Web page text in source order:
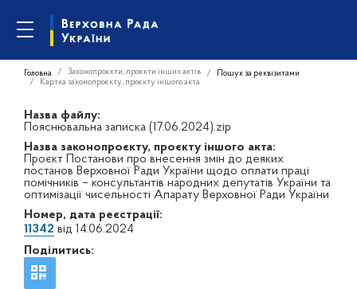
Головна Законопроєкти, проєкти інших актів
Пошук за реквізитами
Картка законопроєкту, проєкту іншого акта
Назва файлу:
Пояснювальна записка (17.06.2024).zip
Назва законопроєкту, проєкту іншого акта:
Проєкт Постанови про внесення змін до деяких
постанов Верховної Ради України щодо оплати праці
помічників – консультантів народних депутатів України та
оптимізації чисельності Апарату Верховної Ради України
Номер, дата реєстрації:
11342 від 14.06.2024
Поділитись: